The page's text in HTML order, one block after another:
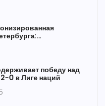
победу над
0 в Лиге наций